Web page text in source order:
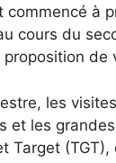
commencé à
cours du
de
les
et les
Target